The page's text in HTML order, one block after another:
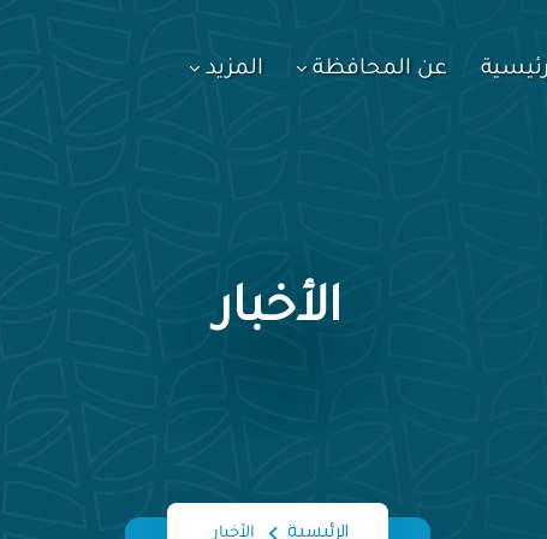
عن المحافظة المزيد
الأخبار
الرئيسية الأخبار